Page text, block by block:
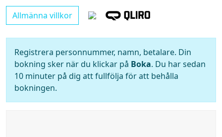
Allmänna villkor
Registrera personnummer, namn, betalare. Din
bokning sker när du klickar på Boka. Du har sedan
10 minuter på dig att fullfölja för att behålla
bokningen.